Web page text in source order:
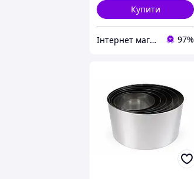
Купити
Інтернет магазин Карамель 97%